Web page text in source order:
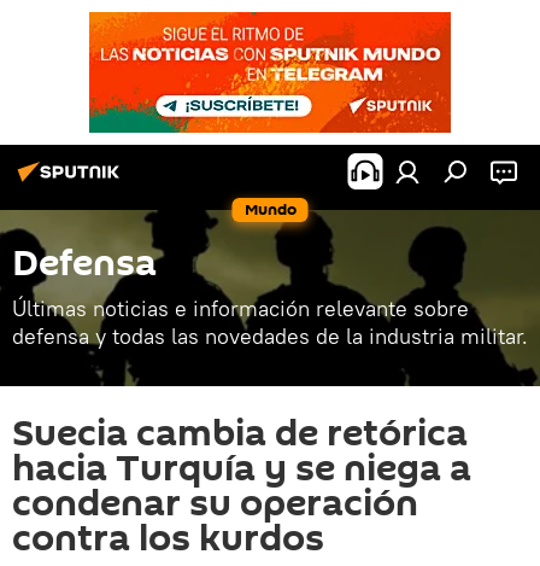
Mundo
Defensa
Últimas noticias e información relevante sobre
defensa y todas las novedades de la industria militar.
Suecia cambia de retórica
hacia Turquía y se niega a
condenar su operación
contra los kurdos